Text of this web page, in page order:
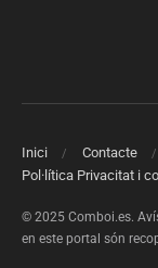
Inici Contacte
Pol·lítica Privacitat i
© 2025 Comboi.es.
en este portal són